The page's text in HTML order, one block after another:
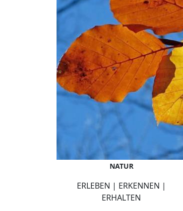
NATUR
ERLEBEN | ERKENNEN |
ERHALTEN